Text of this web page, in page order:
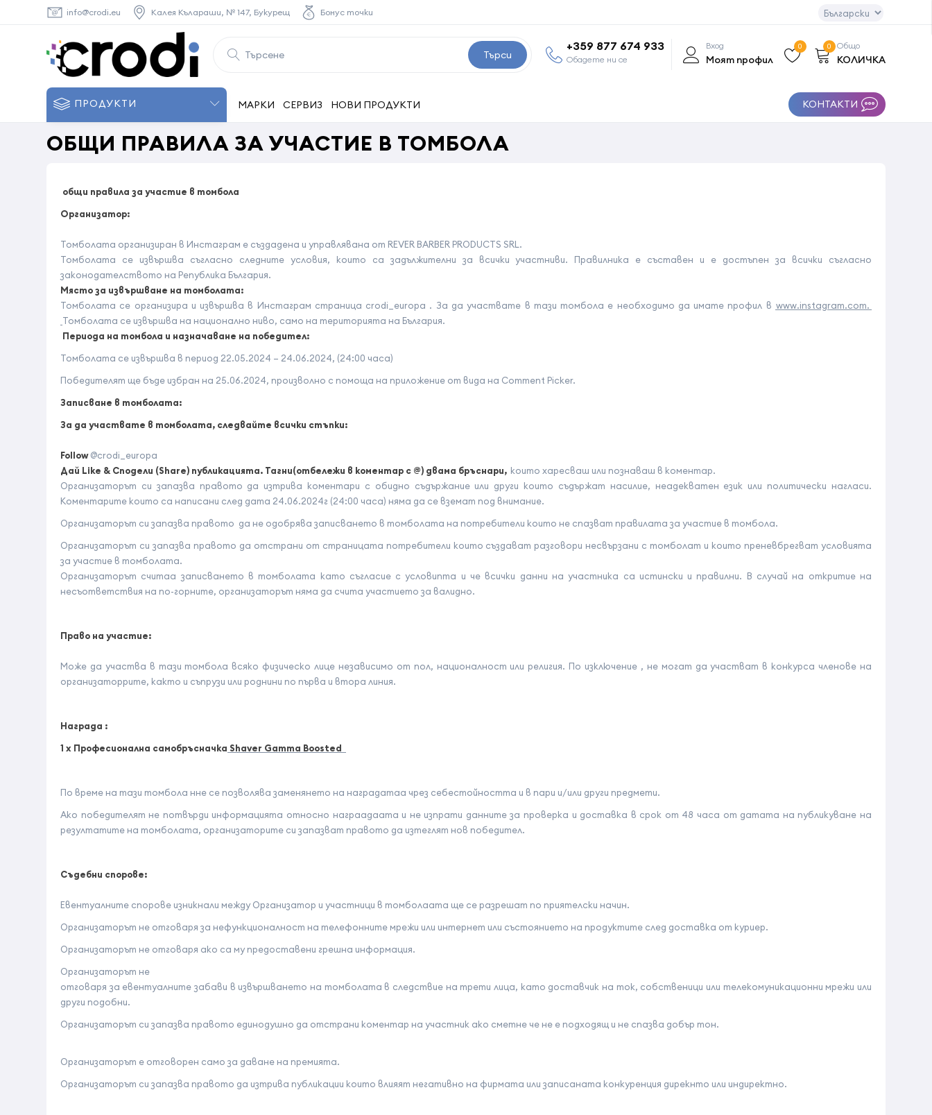
info@crodi.eu Калея Кълараши, № 147, Букурещ Бонус точки
Търси
+359 877 674 933
Обадете ни се
Вход
Моят профил
0 Общо
КОЛИЧКА
0
ПРОДУКТИ МАРКИ СЕРВИЗ НОВИ ПРОДУКТИ КОНТАКТИ
ОБЩИ ПРАВИЛА ЗА УЧАСТИЕ В ТОМБОЛА
общи правила за участие в томбола
Организатор:
Томболата организиран в Инстаграм е създадена и управлявана от REVER BARBER PRODUCTS SRL.
Томболата се извършва съгласно следните условия, които са задължителни за всички участниви. Правилника е съставен и е достъпен за всички съгласно
законодателството на Република България.
Място за извършване на томболата:
Томболата се организира и извършва в Инстаграм страница crodi_europa . За да участвате в тази томбола е необходимо да имате профил в www.instagram.com.
Томболата се извършва на национално ниво, само на територията на България.
Пeриода на томбола и назначаване на победител:
Томболата се извършва в период 22.05.2024 – 24.06.2024, (24:00 часа)
Победителят ще бъде избран на 25.06.2024, произволно с помоща на приложение от вида на Comment Picker.
Записване в томболата:
За да участвате в томболата, следвайте всички стъпки:
Follow@crodi_europa
Дай Like & Сподели (Share) публикацията. Тагни(отбележи в коментар с @) двама бръснари, които харесваш или познаваш в коментар.
Организаторът си запазва правото да изтрива коментари с обидно съдържание или други които съдържат насилие, неадекватен език или политически нагласи.
Коментарите които са написани след дата 24.06.2024г (24:00 часа) няма да се вземат под внимание.
Организаторът си запазва правото да не одобрява записването в томболата на потребители които не спазват правилата за участие в томбола.
Организаторът си запазва правото да отстрани от страницата потребители които създават разговори несвързани с томболат и които преневбрегват условията
за участие в томболата.
Организаторът считаа записването в томболата като съгласие с условипта и че всички данни на участника са истински и правилни. В случай на откритие на
несъответствия на по-горните, организаторът няма да счита участието за валидно.
Право на участие:
Може да участва в тази томбола всяко физическо лице независимо от пол, националност или религия. По изключение , не могат да участват в конкурса членове на
организаторрите, както и съпрузи или роднини по първа и втора линия.
Награда :
1 x Професионална самобръсначка Shaver Gamma Boosted
По време на тази томбола нне се позволява заменянето на наградатаа чрез себестойността и в пари и/или други предмети.
Ако победителят не потвърди информацията относно награадаата и не изпрати данните за проверка и доставка в срок от 48 часа от датата на публикуване на
резултатите на томболата, организаторите си запазват правото да изтеглят нов победител.
Съдебни спорове:
Евентуалните спорове изникнали между Организатор и участници в томболаата ще се разрешат по приятелски начин.
Организаторът не отговаря за нефункционалност на телефонните мрежи или интернет или състоянието на продуктите след доставка от куриер.
Организаторът не отговаря ако са му предоставени грешна информация.
Организаторът не
отговаря за евентуалните забави в извършването на томболата в следствие на трети лица, като доставчик на ток, собственици или телекомуникационни мрежи или
други подобни.
Организаторът си запазва правото единодушно да отстрани коментар на участник ако сметне че не е подходящ и не спазва добър тон.
Организаторът е отговорен само за даване на премията.
Организаторът си запазва правото да изтрива публикации които влияят негативно на фирмата или записаната конкуренция дирекнто или индиректно.